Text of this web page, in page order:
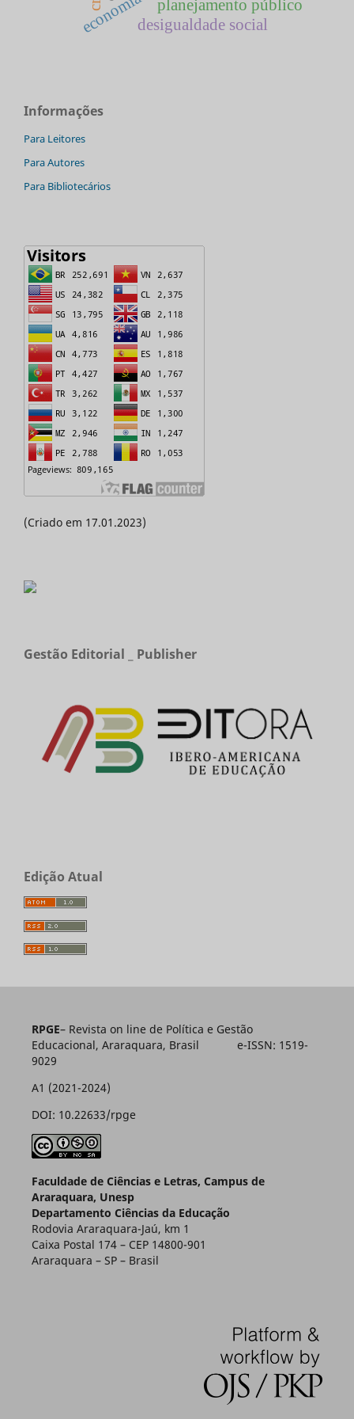
planejamento público
economiadesigualdade social
Informações
Para Leitores
Para Autores
Para Bibliotecários
(Criado em 17.01.2023)
Gestão Editorial _ Publisher
Edição Atual
RPGE– Revista on line de Política e Gestão
Educacional, Araraquara, Brasil e-ISSN: 1519-
9029
A1 (2021-2024)
DOI: 10.22633/rpge
Faculdade de Ciências e Letras, Campus de
Araraquara, Unesp
Departamento Ciências da Educação
Rodovia Araraquara-Jaú, km 1
Caixa Postal 174 – CEP 14800-901
Araraquara – SP – Brasil